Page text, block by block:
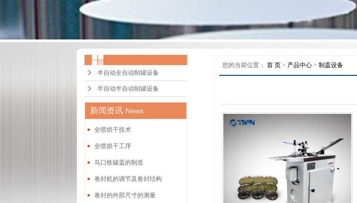
半自动全自动制罐设备
半自动半自动制罐设备
新闻资讯 News
全喷烘干技术
全喷烘干工序
马口铁罐盖的制造
卷封机的调节及卷封结构
卷封的外部尺寸的测量
您的当前位置： 首 页 > 产品中心 > 制盖设备